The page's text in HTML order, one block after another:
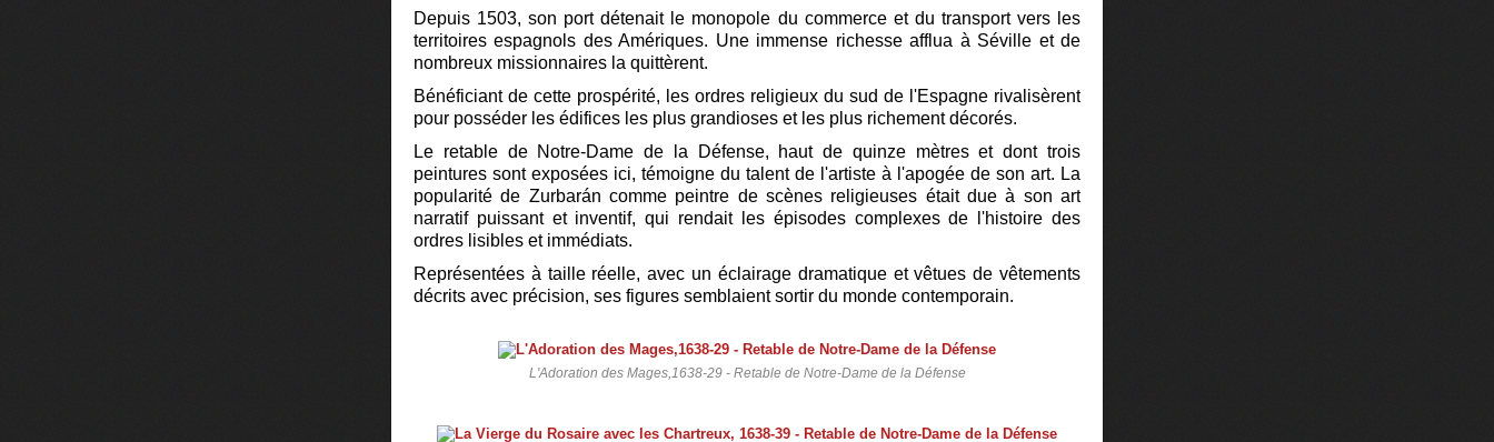
Depuis 1503, son port détenait le monopole du commerce et du transport vers les
territoires espagnols des Amériques. Une immense richesse afflua à Séville et de
nombreux missionnaires la quittèrent.
Bénéficiant de cette prospérité, les ordres religieux du sud de l'Espagne rivalisèrent
pour posséder les édifices les plus grandioses et les plus richement décorés.
Le retable de Notre-Dame de la Défense, haut de quinze mètres et dont trois
peintures sont exposées ici, témoigne du talent de l'artiste à l'apogée de son art. La
popularité de Zurbarán comme peintre de scènes religieuses était due à son art
narratif puissant et inventif, qui rendait les épisodes complexes de l'histoire des
ordres lisibles et immédiats.
Représentées à taille réelle, avec un éclairage dramatique et vêtues de vêtements
décrits avec précision, ses figures semblaient sortir du monde contemporain.
L'Adoration des Mages,1638-29 - Retable de Notre-Dame de la Défense